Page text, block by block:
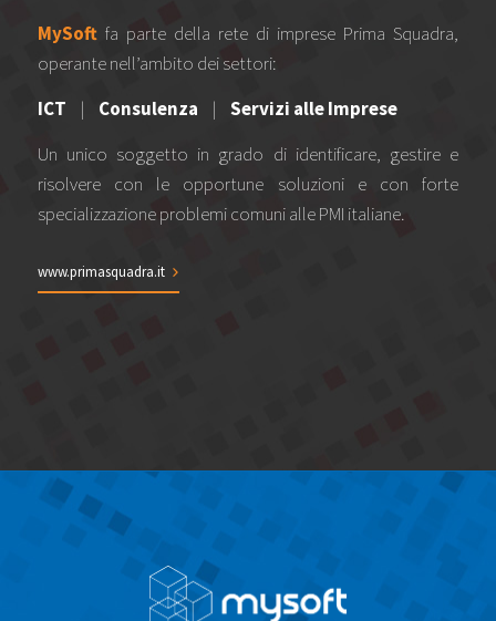
MySoftfa parte della rete di imprese Prima Squadra,
operante nell’ambito dei settori:
ICT
| Consulenza |
Servizi alle Imprese
Un unico soggetto in grado di identificare, gestire e
risolvere con le opportune soluzioni e con forte
specializzazione problemi comuni alle PMI italiane.
www.primasquadra.it